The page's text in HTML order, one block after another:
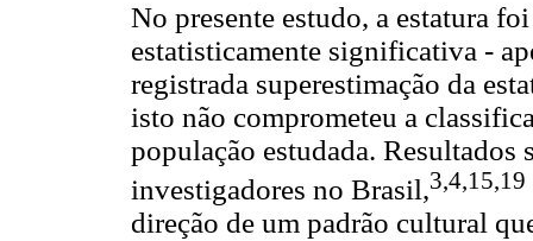
No presente estudo, a estatura
estatisticamente significativa -
registrada superestimação da
isto não comprometeu a
população estudada.
investigadores no Brasil,3,4,15,19
direção de um padrão cultural